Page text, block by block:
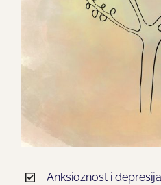
Anksioznost i depresija